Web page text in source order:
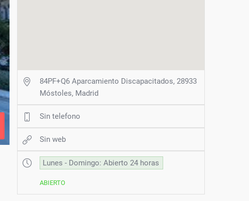
84PF+Q6 Aparcamiento Discapacitados, 28933
Móstoles, Madrid
Sin telefono
Sin web
Lunes - Domingo: Abierto 24 horas
ABIERTO